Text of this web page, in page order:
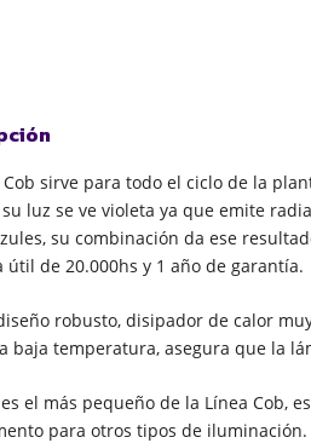
Cob sirve para todo el ciclo de la
luz se ve violeta ya que emite
su combinación da ese
útil de 20.000hs y 1 año de garantía.
robusto, disipador de calor
baja temperatura, asegura que la
es el más pequeño de la Línea Cob,
para otros tipos de